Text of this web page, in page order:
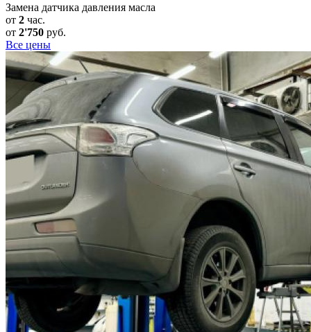
Замена датчика давления масла
от 2 час.
от 2'750 руб.
Все цены